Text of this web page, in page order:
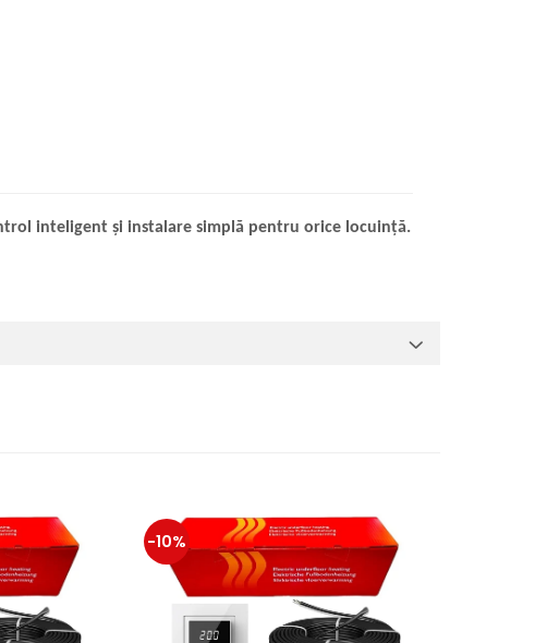
inteligent și instalare simplă pentru orice locuință.
-10%